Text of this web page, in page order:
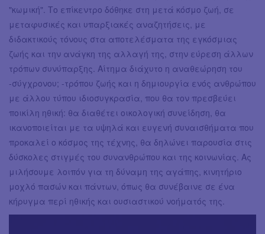
"κωμική". Το επίκεντρο δόθηκε στη μετά κόσμο ζωή, σε
μεταφυσικές και υπαρξιακές αναζητήσεις, με
διδακτικούς τόνους στα αποτελέσματα της εγκόσμιας
ζωής και την ανάγκη της αλλαγή της, στην εύρεση άλλων
τρόπων συνύπαρξης. Αίτημα διάχυτο η αναθεώρηση του
-σύγχρονου; -τρόπου ζωής και η δημιουργία ενός ανθρώπου
με άλλου τύπου ιδιοσυγκρασία, που θα τον πρεσβεύει
ποικίλη ηθική: θα διαθέτει οικολογική συνείδηση, θα
ικανοποιείται με τα υψηλά και ευγενή συναισθήματα που
προκαλεί ο κόσμος της τέχνης, θα δηλώνει παρουσία στις
δύσκολες στιγμές του συνανθρώπου και της κοινωνίας. Ας
μιλήσουμε λοιπόν για τη δύναμη της αγάπης, κινητήριο
μοχλό πασών και πάντων, όπως θα συνέβαινε σε ένα
κήρυγμα περί ηθικής και ουσιαστικού νοήματός της.